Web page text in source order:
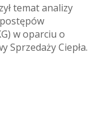
temat analizy
w oparciu o
Sprzedaży Ciepła.